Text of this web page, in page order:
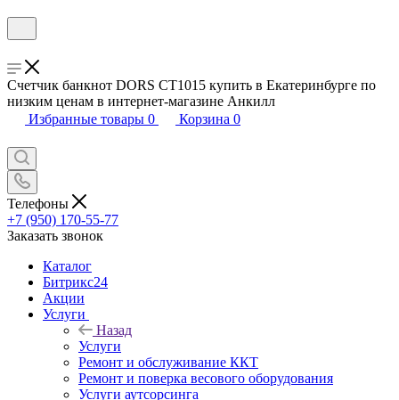
Счетчик банкнот DORS CT1015 купить в Екатеринбурге по
низким ценам в интернет-магазине Анкилл
Избранные товары 0 Корзина 0
Телефоны
+7 (950) 170-55-77
Заказать звонок
Каталог
Битрикс24
Акции
Услуги
Назад
Услуги
Ремонт и обслуживание ККТ
Ремонт и поверка весового оборудования
Услуги аутсорсинга